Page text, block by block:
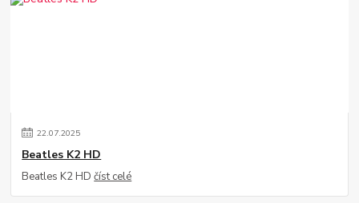
22.07.2025
Beatles K2 HD
Beatles K2 HDčíst celé